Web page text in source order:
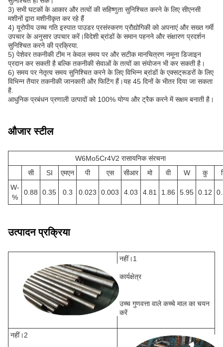
3) सभी घटकों के आकार और तत्वों की सहिष्णुता सुनिश्चित करने के लिए सीएनसी
मशीनों द्वारा मशीनीकृत कर रहे हैं
4) यूरोपीय उच्च गति इस्पात पाउडर प्रसंस्करण प्रौद्योगिकी को अपनाएं और सख्त गर्मी
उपचार के अनुसार उपचार करें।विदेशी ब्रांडों के समान पहनने और संक्षारण प्रदर्शन
सुनिश्चित करने की प्रक्रिया.
5) पेशेवर तकनीकी टीम न केवल समय पर और सटीक मानचित्रण नमूना डिजाइन
प्रदान कर सकती है बल्कि तकनीकी सेवाओं के तत्वों का संयोजन भी कर सकती है।
6) समय पर नेतृत्व समय सुनिश्चित करने के लिए विभिन्न ब्रांडों के एक्सट्रूडरों के लिए
विभिन्न तैयार तकनीकी जानकारी और फिटिंग हैं।यह 45 दिनों के भीतर दिया जा सकता
है.
आधुनिक प्रबंधन प्रणाली उत्पादों को 100% योग्य और ट्रैक करने में सक्षम बनाती है।
औजार स्टील
W6Mo5Cr4V2 रासायनिक संरचना
सी
SI एमएन पी एस सीआर मो वी W कु
W-
%
0.88 0.35 0.3 0.023 0.003 4.03 4.81 1.86 5.95 0.12
उत्पादन प्रक्रिया
नहीं।1
कार्यक्षेत्र
उच्च गुणवत्ता वाले कच्चे माल का चयन
करें
नहीं।2